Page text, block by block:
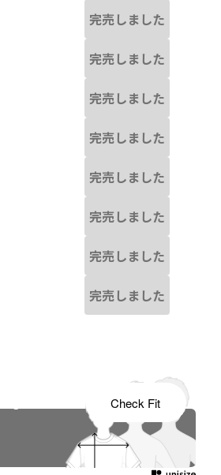
完売しました
完売しました
完売しました
完売しました
完売しました
完売しました
完売しました
完売しました
Check Fit